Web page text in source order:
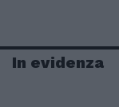
In evidenza